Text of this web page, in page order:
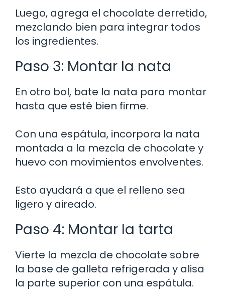
Luego, agrega el chocolate derretido,
mezclando bien para integrar todos
los ingredientes.
Paso 3: Montar la nata
En otro bol, bate la nata para montar
hasta que esté bien firme.
Con una espátula, incorpora la nata
montada a la mezcla de chocolate y
huevo con movimientos envolventes.
Esto ayudará a que el relleno sea
ligero y aireado.
Paso 4: Montar la tarta
Vierte la mezcla de chocolate sobre
la base de galleta refrigerada y alisa
la parte superior con una espátula.